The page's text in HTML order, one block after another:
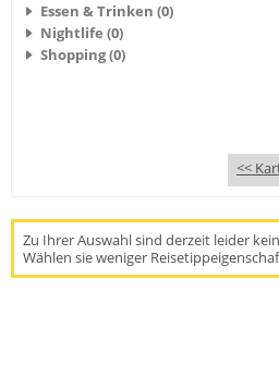
Essen & Trinken (0)
Nightlife (0)
Shopping (0)
<<
Zu Ihrer Auswahl sind derzeit leider
Wählen sie weniger